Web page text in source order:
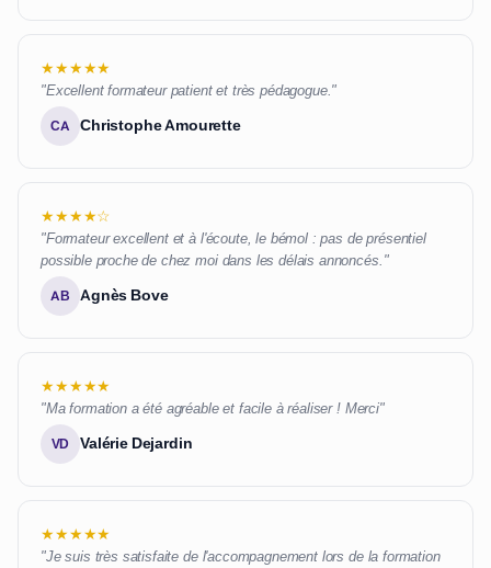
★★★★★
"Excellent formateur patient et très pédagogue."
CA Christophe Amourette
★★★★☆
"Formateur excellent et à l'écoute, le bémol : pas de présentiel
possible proche de chez moi dans les délais annoncés."
AB Agnès Bove
★★★★★
"Ma formation a été agréable et facile à réaliser ! Merci"
VD Valérie Dejardin
★★★★★
"Je suis très satisfaite de l'accompagnement lors de la formation